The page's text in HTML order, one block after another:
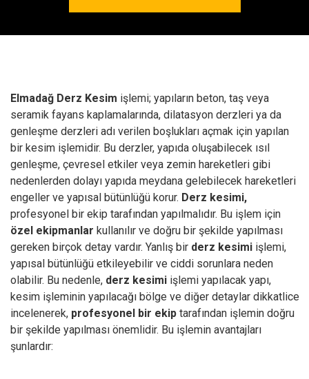
Elmadağ Derz Kesim işlemi; yapıların beton, taş veya
seramik fayans kaplamalarında, dilatasyon derzleri ya da
genleşme derzleri adı verilen boşlukları açmak için yapılan
bir kesim işlemidir. Bu derzler, yapıda oluşabilecek ısıl
genleşme, çevresel etkiler veya zemin hareketleri gibi
nedenlerden dolayı yapıda meydana gelebilecek hareketleri
engeller ve yapısal bütünlüğü korur. Derz kesimi,
profesyonel bir ekip tarafından yapılmalıdır. Bu işlem için
özel ekipmanlar kullanılır ve doğru bir şekilde yapılması
gereken birçok detay vardır. Yanlış bir derz kesimi işlemi,
yapısal bütünlüğü etkileyebilir ve ciddi sorunlara neden
olabilir. Bu nedenle, derz kesimi işlemi yapılacak yapı,
kesim işleminin yapılacağı bölge ve diğer detaylar dikkatlice
incelenerek, profesyonel bir ekip tarafından işlemin doğru
bir şekilde yapılması önemlidir. Bu işlemin avantajları
şunlardır: